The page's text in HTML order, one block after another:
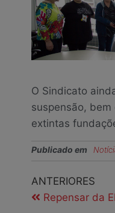
O Sindicato
suspensão,
extintas
Publicado em
ANTERIORES
Repensar da